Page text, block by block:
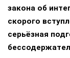
закона об
скорого
серьёзная